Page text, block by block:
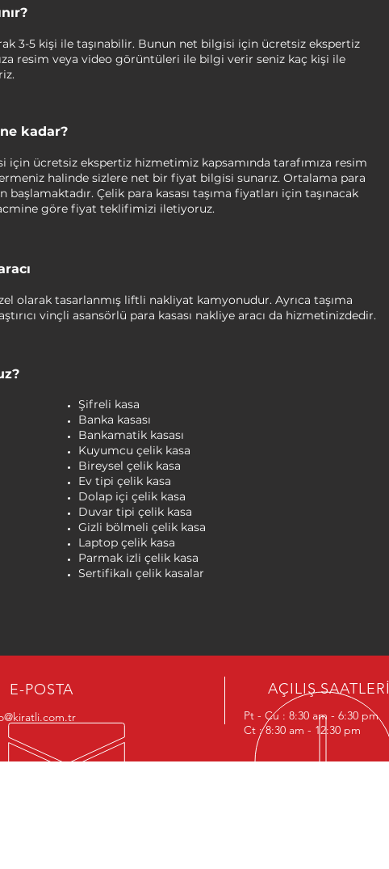
3-5 kişi ile taşınabilir. Bunun net bilgisi için ücretsiz ekspertiz
resim veya video görüntüleri ile bilgi verir seniz kaç kişi ile
kadar?
için ücretsiz ekspertiz hizmetimiz kapsamında tarafımıza resim
halinde sizlere net bir fiyat bilgisi sunarız. Ortalama para
başlamaktadır. Çelik para kasası taşıma fiyatları için taşınacak
göre fiyat teklifimizi iletiyoruz.
olarak tasarlanmış liftli nakliyat kamyonudur. Ayrıca taşıma
vinçli asansörlü para kasası nakliye aracı da hizmetinizdedir.
Şifreli kasa
Banka kasası
Bankamatik kasası
Kuyumcu çelik kasa
Bireysel çelik kasa
Ev tipi çelik kasa
Dolap içi çelik kasa
Duvar tipi çelik kasa
Gizli bölmeli çelik kasa
Laptop çelik kasa
Parmak izli çelik kasa
Sertifikalı çelik kasalar
E-POSTA AÇILIŞ SAATLERİ
Pt - Cu : 8:30 am - 6:30 pm
Ct : 8:30 am - 12:30 pm